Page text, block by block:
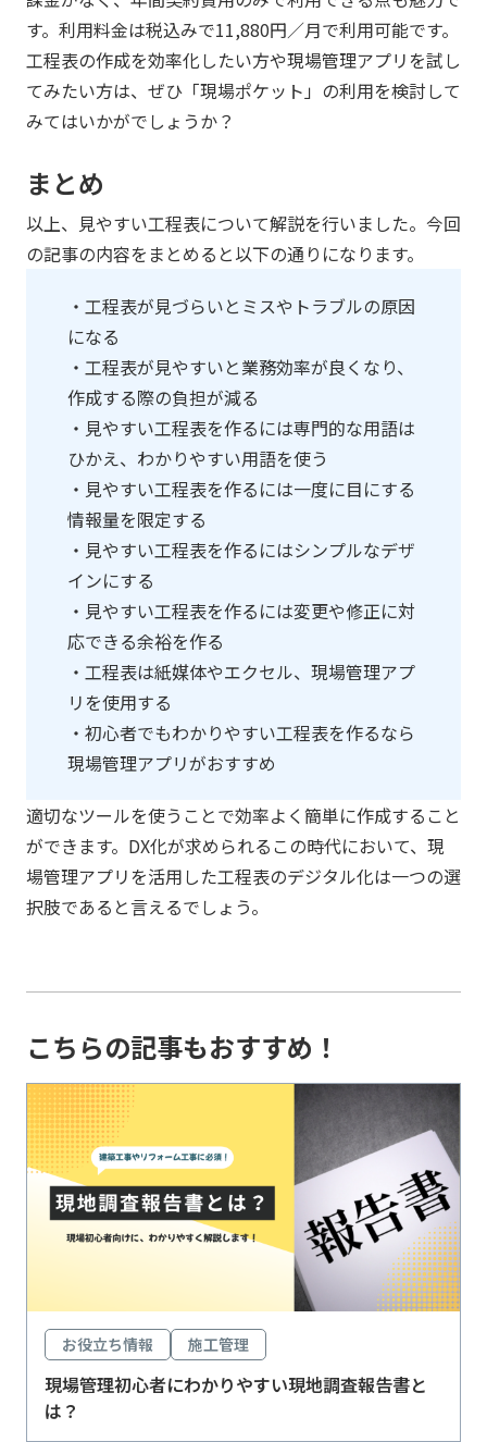
す。利用料金は税込みで11,880円／月で利用可能です。
工程表の作成を効率化したい方や現場管理アプリを試し
てみたい方は、ぜひ「現場ポケット」の利用を検討して
みてはいかがでしょうか？
まとめ
以上、見やすい工程表について解説を行いました。今回
の記事の内容をまとめると以下の通りになります。
・工程表が見づらいとミスやトラブルの原因
になる
・工程表が見やすいと業務効率が良くなり、
作成する際の負担が減る
・見やすい工程表を作るには専門的な用語は
ひかえ、わかりやすい用語を使う
・見やすい工程表を作るには一度に目にする
情報量を限定する
・見やすい工程表を作るにはシンプルなデザ
インにする
・見やすい工程表を作るには変更や修正に対
応できる余裕を作る
・工程表は紙媒体やエクセル、現場管理アプ
リを使用する
・初心者でもわかりやすい工程表を作るなら
現場管理アプリがおすすめ
適切なツールを使うことで効率よく簡単に作成すること
ができます。DX化が求められるこの時代において、現
場管理アプリを活用した工程表のデジタル化は一つの選
択肢であると言えるでしょう。
こちらの記事もおすすめ！
お役立ち情報 施工管理
現場管理初心者にわかりやすい現地調査報告書と
は？